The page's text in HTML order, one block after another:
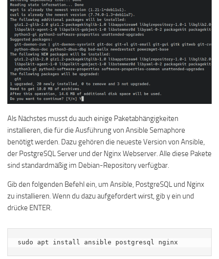
Als Nächstes musst du auch einige Paketabhängigkeiten
installieren, die für die Ausführung von Ansible Semaphore
benötigt werden. Dazu gehören die neueste Version von Ansible,
der PostgreSQL Server und der Nginx Webserver. Alle diese Pakete
sind standardmäßig im Debian-Repository verfügbar.
Gib den folgenden Befehl ein, um Ansible, PostgreSQL und Nginx
zu installieren. Wenn du dazu aufgefordert wirst, gib y ein und
drücke ENTER.
sudo apt install ansible postgresql nginx